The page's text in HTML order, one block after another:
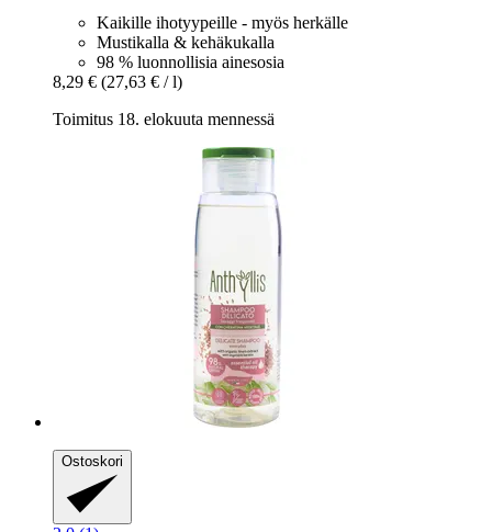
Kaikille ihotyypeille - myös herkälle
Mustikalla & kehäkukalla
98 % luonnollisia ainesosia
8,29 € (27,63 € / l)
Toimitus 18. elokuuta mennessä
Ostoskori